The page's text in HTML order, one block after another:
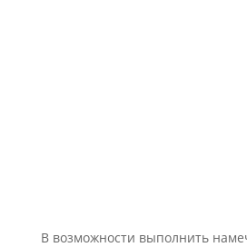
В возможности выполнить